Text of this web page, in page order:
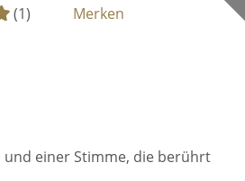
(1)
Merken
einer Stimme, die berührt